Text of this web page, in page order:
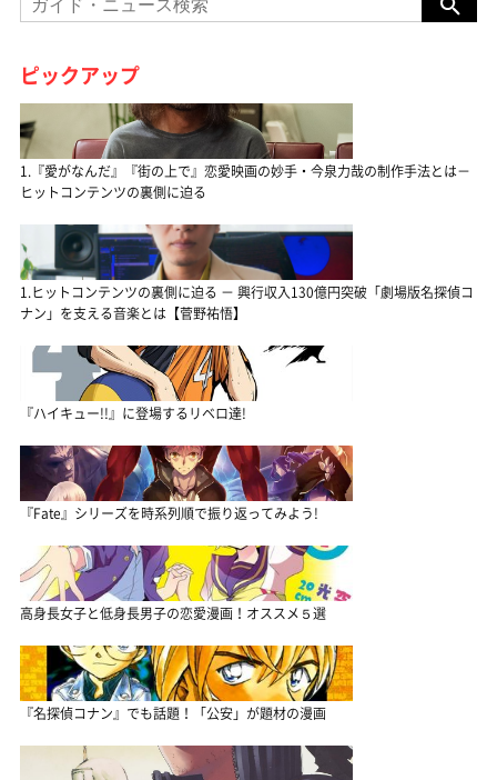
ピックアップ
1.『愛がなんだ』『街の上で』恋愛映画の妙手・今泉力哉の制作手法とは－
ヒットコンテンツの裏側に迫る
1.ヒットコンテンツの裏側に迫る － 興行収入130億円突破「劇場版名探偵コ
ナン」を支える音楽とは【菅野祐悟】
『ハイキュー!!』に登場するリベロ達!
『Fate』シリーズを時系列順で振り返ってみよう!
高身長女子と低身長男子の恋愛漫画！オススメ５選
『名探偵コナン』でも話題！「公安」が題材の漫画